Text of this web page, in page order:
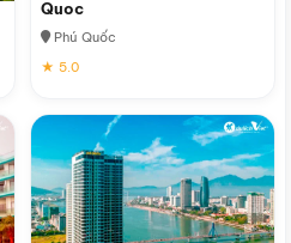
Quoc
Phú Quốc
★ 5.0